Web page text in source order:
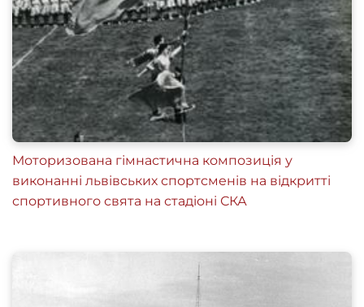
Моторизована гімнастична композиція у
виконанні львівських спортсменів на відкритті
спортивного свята на стадіоні СКА